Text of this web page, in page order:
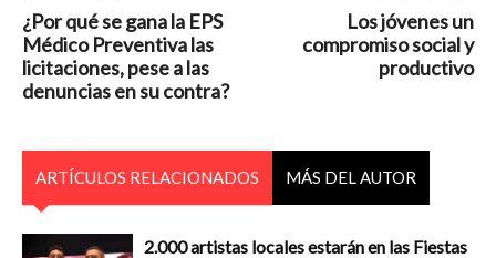
¿Por qué se gana la EPS
Médico Preventiva las
licitaciones, pese a las
denuncias en su contra?
Los jóvenes un
compromiso social y
productivo
ARTÍCULOS RELACIONADOS MÁS DEL AUTOR
2.000 artistas locales estarán en las Fiestas